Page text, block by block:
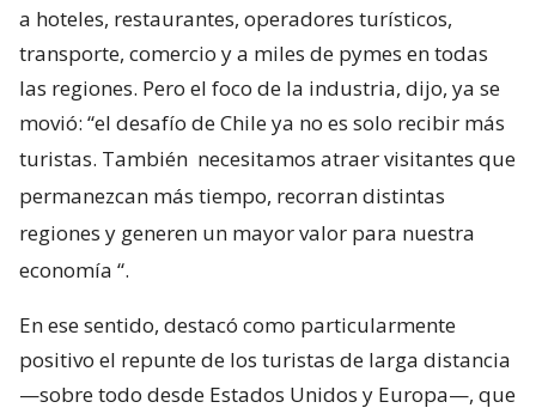
a hoteles, restaurantes, operadores turísticos,
transporte, comercio y a miles de pymes en todas
las regiones. Pero el foco de la industria, dijo, ya se
movió: “el desafío de Chile ya no es solo recibir más
turistas. También necesitamos atraer visitantes que
permanezcan más tiempo, recorran distintas
regiones y generen un mayor valor para nuestra
economía “.
En ese sentido, destacó como particularmente
positivo el repunte de los turistas de larga distancia
—sobre todo desde Estados Unidos y Europa—, que